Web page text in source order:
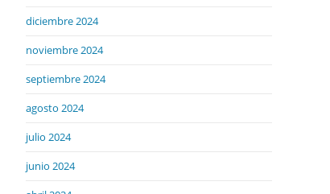
diciembre 2024
noviembre 2024
septiembre 2024
agosto 2024
julio 2024
junio 2024